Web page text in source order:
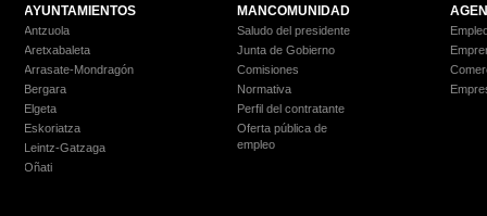
AYUNTAMIENTOS
Antzuola
Aretxabaleta
Arrasate-Mondragón
Bergara
Elgeta
Eskoriatza
Leintz-Gatzaga
Oñati
MANCOMUNIDAD
Saludo del presidente
Junta de Gobierno
Comisiones
Normativa
Perfil del contratante
Oferta pública de
empleo